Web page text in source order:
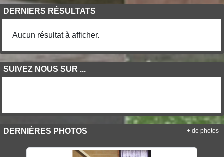
DERNIERS RÉSULTATS
Aucun résultat à afficher.
SUIVEZ NOUS SUR ...
DERNIÈRES PHOTOS + de photos